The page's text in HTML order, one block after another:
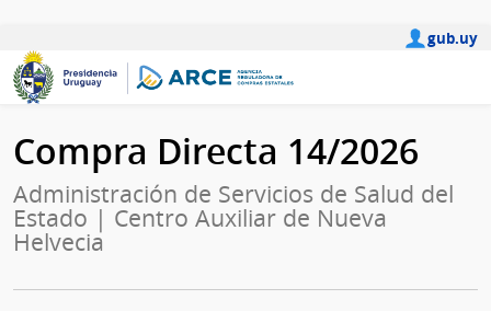
gub.uy
Compra Directa 14/2026
Administración de Servicios de Salud del
Estado | Centro Auxiliar de Nueva
Helvecia